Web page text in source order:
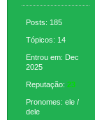
Posts: 185
Tópicos: 14
Entrou em: Dec
2025
Reputação: 23
Pronomes: ele /
dele